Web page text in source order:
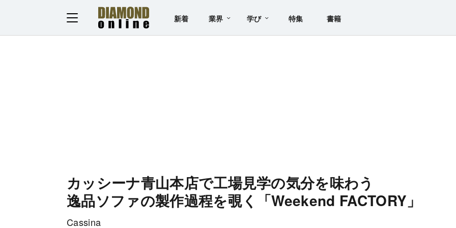
新着 業界 学び 特集 書籍
カッシーナ青山本店で工場見学の気分を味わう
逸品ソファの製作過程を覗く「Weekend FACTORY」
Cassina